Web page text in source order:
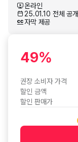
온라인
25.01.10 전체 공개
자막 제공
49%
권장 소비자 가격
할인 금액
할인 판매가